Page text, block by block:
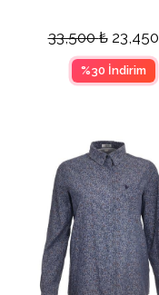
33,500₺ 23,450
%30 İndirim